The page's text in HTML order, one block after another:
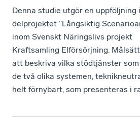
Denna studie utgör en uppföljning
delprojektet ”Långsiktig
inom Svenskt Näringslivs projekt
Kraftsamling Elförsörjning.
att beskriva vilka stödtjänster som
de två olika systemen,
helt förnybart, som presenteras i